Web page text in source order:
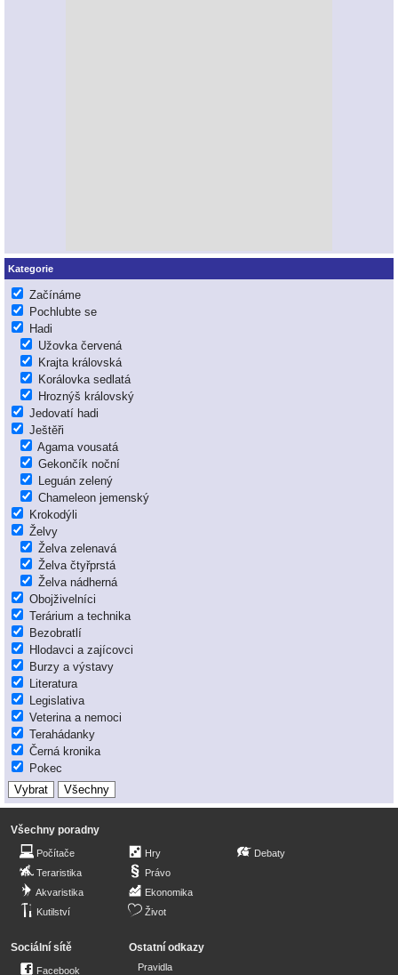
Kategorie
Začínáme
Pochlubte se
Hadi
Užovka červená
Krajta královská
Korálovka sedlatá
Hroznýš královský
Jedovatí hadi
Ještěři
Agama vousatá
Gekončík noční
Leguán zelený
Chameleon jemenský
Krokodýli
Želvy
Želva zelenavá
Želva čtyřprstá
Želva nádherná
Obojživelníci
Terárium a technika
Bezobratlí
Hlodavci a zajícovci
Burzy a výstavy
Literatura
Legislativa
Veterina a nemoci
Terahádanky
Černá kronika
Pokec
Všechny poradny
Počítače
Teraristika
Akvaristika
Kutilství
Hry
Právo
Ekonomika
Život
Debaty
Sociální sítě
Facebook
Ostatní odkazy
Pravidla